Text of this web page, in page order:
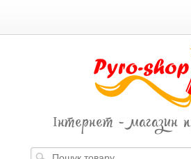
Інтернет - магазин